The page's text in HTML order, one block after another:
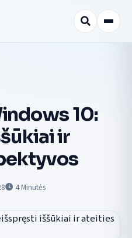
10:
ir
4Minutės